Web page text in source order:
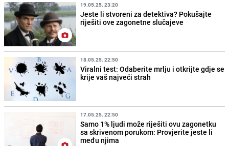
19.05.25. 23:20
Jeste li stvoreni za detektiva? Pokušajte
riješiti ove zagonetne slučajeve
18.05.25. 22:50
Viralni test: Odaberite mrlju i otkrijte gdje se
krije vaš najveći strah
17.05.25. 22:50
Samo 1% ljudi može riješiti ovu zagonetku
sa skrivenom porukom: Provjerite jeste li
među njima